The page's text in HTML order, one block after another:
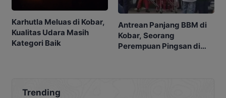
Karhutla Meluas di Kobar,
Kualitas Udara Masih
Kategori Baik
Antrean Panjang BBM di
Kobar, Seorang
Perempuan Pingsan di
Trending